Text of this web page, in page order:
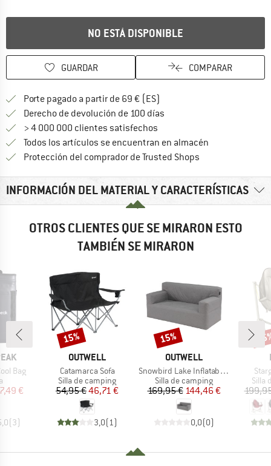
NO ESTÁ DISPONIBLE
GUARDAR COMPARAR
Porte pagado a partir de 69 € (ES)
Derecho de devolución de 100 días
> 4 000 000 clientes satisfechos
Todos los artículos se encuentran en almacén
Protección del comprador de Trusted Shops
INFORMACIÓN DEL MATERIAL Y CARACTERÍSTICAS
OTROS CLIENTES QUE SE MIRARON ESTO
TAMBIÉN SE MIRARON
Bag
group
reducido
€
(3)
MARCA
OUTWELL
Artículo
Catamarca Sofa
Product group
Silla de camping
Precio
54,95 €Precio reducido
46,71 €
3,0(1 )
Descuento
15%
MARCA
OUTWELL
Artículo
Snowbird Lake Inflatable Sofa
Product group
Silla de camping
Precio
169,95 €Precio reducido
144,46 €
0,0(0)
Descuento
15%
Silla